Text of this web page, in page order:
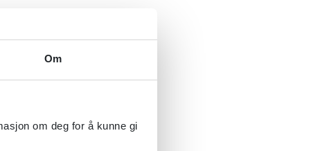
Om
om deg for å kunne gi